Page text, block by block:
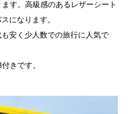
す。高級感のあるレザーシート
になります。
安く少人数での旅行に人気で
きです。